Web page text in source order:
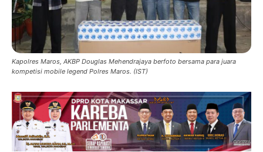
Kapolres Maros, AKBP Douglas Mehendrajaya berfoto bersama para juara
kompetisi mobile legend Polres Maros. (IST)